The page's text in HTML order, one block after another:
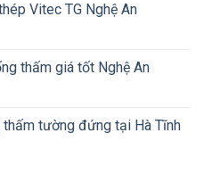
Vitec TG Nghệ An
thấm giá tốt Nghệ An
thấm tường đứng tại Hà Tĩnh